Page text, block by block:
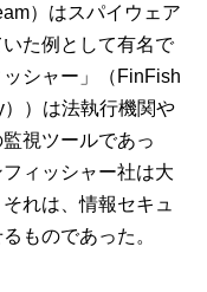
）はスパイウェア
た例として有名で
シャー」（FinFish
）は法執行機関や
視ツールであっ
ィッシャー社は大
れは、情報セキュ
ものであった。